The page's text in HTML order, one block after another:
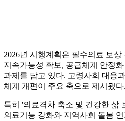
2026년 시행계획은 필수의료 보
지속가능성 확보, 공급체계 안정
과제를 담고 있다. 고령사회 대응
체계 개편이 주요 축으로 제시됐다.
특히 '의료격차 축소 및 건강한 삶
의료기능 강화와 지역사회 돌봄